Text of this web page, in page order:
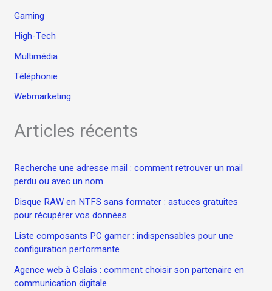
Gaming
High-Tech
Multimédia
Téléphonie
Webmarketing
Articles récents
Recherche une adresse mail : comment retrouver un mail
perdu ou avec un nom
Disque RAW en NTFS sans formater : astuces gratuites
pour récupérer vos données
Liste composants PC gamer : indispensables pour une
configuration performante
Agence web à Calais : comment choisir son partenaire en
communication digitale